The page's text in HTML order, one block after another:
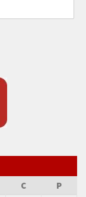
C
P